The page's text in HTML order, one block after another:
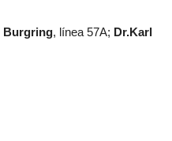
Burgring, línea 57A; Dr.Karl